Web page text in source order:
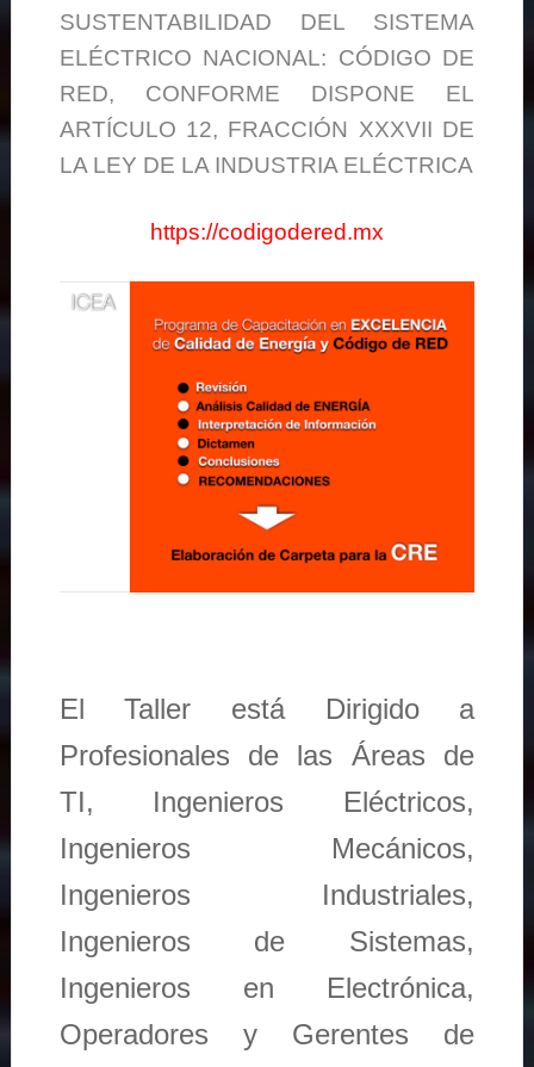
SUSTENTABILIDAD DEL SISTEMA
ELÉCTRICO NACIONAL: CÓDIGO DE
RED, CONFORME DISPONE EL
ARTÍCULO 12, FRACCIÓN XXXVII DE
LA LEY DE LA INDUSTRIA ELÉCTRICA
https://codigodered.mx
El Taller está Dirigido a
Profesionales de las Áreas de
TI, Ingenieros Eléctricos,
Ingenieros Mecánicos,
Ingenieros Industriales,
Ingenieros de Sistemas,
Ingenieros en Electrónica,
Operadores y Gerentes de